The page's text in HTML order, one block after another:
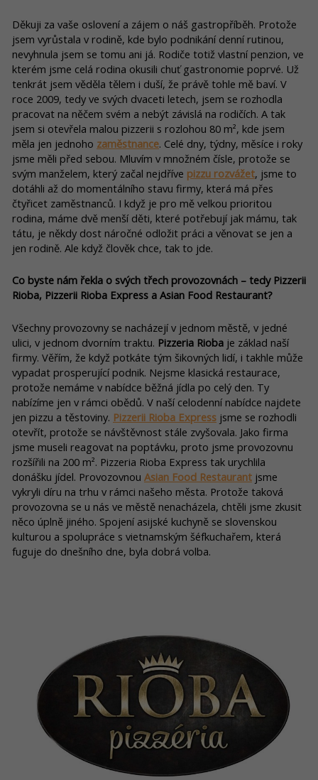
Děkuji za vaše oslovení a zájem o náš gastropříběh. Protože
jsem vyrůstala v rodině, kde bylo podnikání denní rutinou,
nevyhnula jsem se tomu ani já. Rodiče totiž vlastní penzion, ve
kterém jsme celá rodina okusili chuť gastronomie poprvé. Už
tenkrát jsem věděla tělem i duší, že právě tohle mě baví. V
roce 2009, tedy ve svých dvaceti letech, jsem se rozhodla
pracovat na něčem svém a nebýt závislá na rodičích. A tak
jsem si otevřela malou pizzerii s rozlohou 80 m², kde jsem
měla jen jednoho zaměstnance. Celé dny, týdny, měsíce i roky
jsme měli před sebou. Mluvím v množném čísle, protože se
svým manželem, který začal nejdříve pizzu rozvážet, jsme to
dotáhli až do momentálního stavu firmy, která má přes
čtyřicet zaměstnanců. I když je pro mě velkou prioritou
rodina, máme dvě menší děti, které potřebují jak mámu, tak
tátu, je někdy dost náročné odložit práci a věnovat se jen a
jen rodině. Ale když člověk chce, tak to jde.
Co byste nám řekla o svých třech provozovnách – tedy Pizzerii
Rioba, Pizzerii Rioba Express a Asian Food Restaurant?
Všechny provozovny se nacházejí v jednom městě, v jedné
ulici, v jednom dvorním traktu. Pizzeria Rioba je základ naší
firmy. Věřím, že když potkáte tým šikovných lidí, i takhle může
vypadat prosperující podnik. Nejsme klasická restaurace,
protože nemáme v nabídce běžná jídla po celý den. Ty
nabízíme jen v rámci obědů. V naší celodenní nabídce najdete
jen pizzu a těstoviny. Pizzerii Rioba Express jsme se rozhodli
otevřít, protože se návštěvnost stále zvyšovala. Jako firma
jsme museli reagovat na poptávku, proto jsme provozovnu
rozšířili na 200 m². Pizzeria Rioba Express tak urychlila
donášku jídel. Provozovnou Asian Food Restaurant jsme
vykryli díru na trhu v rámci našeho města. Protože taková
provozovna se u nás ve městě nenacházela, chtěli jsme zkusit
něco úplně jiného. Spojení asijské kuchyně se slovenskou
kulturou a spolupráce s vietnamským šéfkuchařem, která
fuguje do dnešního dne, byla dobrá volba.